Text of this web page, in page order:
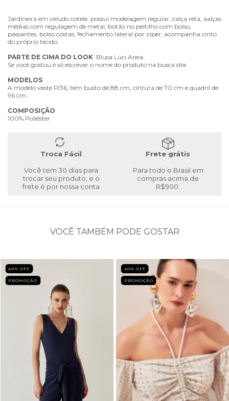
Jardineira em veludo cotele, possui modelagem regular, calça reta, aalças
médias com regulagem de metal, botão no peitilho com bolso,
passantes, bolso costas, fechamento lateral por zíper; acompanha cinto
do próprio tecido.
PARTE DE CIMA DO LOOK: Blusa Luci Areia.
Se você gostou é só escrever o nome do produto na busca site.
MODELOS
A modelo veste P/36, tem busto de 88 cm, cintura de 70 cm e quadril de
96 cm.
COMPOSIÇÃO
100% Poliéster
Troca Fácil
Você tem 30 dias para
trocar seu produto, e o
frete é por nossa conta
Frete grátis
Para todo o Brasil em
compras acima de
R$900.
VOCÊ TAMBÉM PODE GOSTAR
40% OFF
PROMOÇÃO
40% OFF
PROMOÇÃO